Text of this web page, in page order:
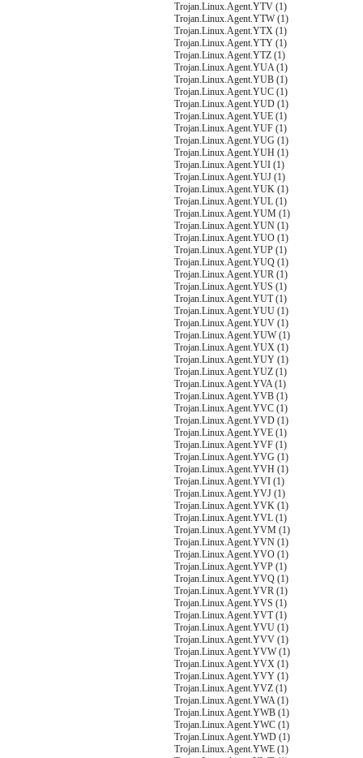
Trojan.Linux.Agent.YTV (1)
Trojan.Linux.Agent.YTW (1)
Trojan.Linux.Agent.YTX (1)
Trojan.Linux.Agent.YTY (1)
Trojan.Linux.Agent.YTZ (1)
Trojan.Linux.Agent.YUA (1)
Trojan.Linux.Agent.YUB (1)
Trojan.Linux.Agent.YUC (1)
Trojan.Linux.Agent.YUD (1)
Trojan.Linux.Agent.YUE (1)
Trojan.Linux.Agent.YUF (1)
Trojan.Linux.Agent.YUG (1)
Trojan.Linux.Agent.YUH (1)
Trojan.Linux.Agent.YUI (1)
Trojan.Linux.Agent.YUJ (1)
Trojan.Linux.Agent.YUK (1)
Trojan.Linux.Agent.YUL (1)
Trojan.Linux.Agent.YUM (1)
Trojan.Linux.Agent.YUN (1)
Trojan.Linux.Agent.YUO (1)
Trojan.Linux.Agent.YUP (1)
Trojan.Linux.Agent.YUQ (1)
Trojan.Linux.Agent.YUR (1)
Trojan.Linux.Agent.YUS (1)
Trojan.Linux.Agent.YUT (1)
Trojan.Linux.Agent.YUU (1)
Trojan.Linux.Agent.YUV (1)
Trojan.Linux.Agent.YUW (1)
Trojan.Linux.Agent.YUX (1)
Trojan.Linux.Agent.YUY (1)
Trojan.Linux.Agent.YUZ (1)
Trojan.Linux.Agent.YVA (1)
Trojan.Linux.Agent.YVB (1)
Trojan.Linux.Agent.YVC (1)
Trojan.Linux.Agent.YVD (1)
Trojan.Linux.Agent.YVE (1)
Trojan.Linux.Agent.YVF (1)
Trojan.Linux.Agent.YVG (1)
Trojan.Linux.Agent.YVH (1)
Trojan.Linux.Agent.YVI (1)
Trojan.Linux.Agent.YVJ (1)
Trojan.Linux.Agent.YVK (1)
Trojan.Linux.Agent.YVL (1)
Trojan.Linux.Agent.YVM (1)
Trojan.Linux.Agent.YVN (1)
Trojan.Linux.Agent.YVO (1)
Trojan.Linux.Agent.YVP (1)
Trojan.Linux.Agent.YVQ (1)
Trojan.Linux.Agent.YVR (1)
Trojan.Linux.Agent.YVS (1)
Trojan.Linux.Agent.YVT (1)
Trojan.Linux.Agent.YVU (1)
Trojan.Linux.Agent.YVV (1)
Trojan.Linux.Agent.YVW (1)
Trojan.Linux.Agent.YVX (1)
Trojan.Linux.Agent.YVY (1)
Trojan.Linux.Agent.YVZ (1)
Trojan.Linux.Agent.YWA (1)
Trojan.Linux.Agent.YWB (1)
Trojan.Linux.Agent.YWC (1)
Trojan.Linux.Agent.YWD (1)
Trojan.Linux.Agent.YWE (1)